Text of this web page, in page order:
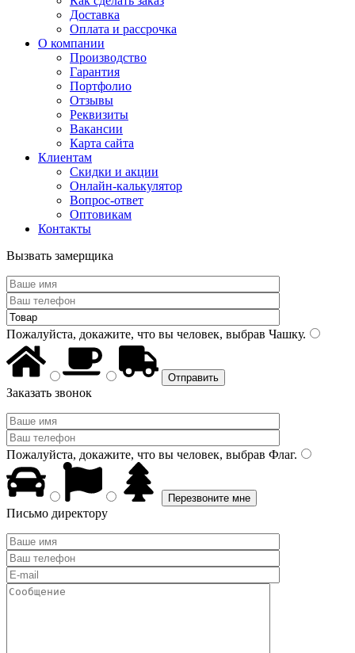
Доставка
Оплата и рассрочка
О компании
Производство
Гарантия
Портфолио
Отзывы
Реквизиты
Вакансии
Карта сайта
Клиентам
Скидки и акции
Онлайн-калькулятор
Вопрос-ответ
Оптовикам
Контакты
Вызвать замерщика
Пожалуйста, докажите, что вы человек, выбрав Чашку.
Заказать звонок
Пожалуйста, докажите, что вы человек, выбрав Флаг.
Письмо директору